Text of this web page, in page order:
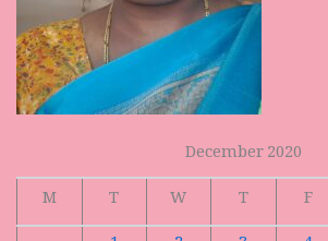
December 2020
M
T W T F